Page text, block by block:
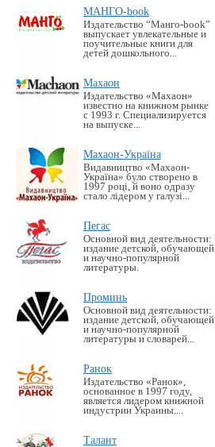
МАНГО-book
Издательство “Манго-book”
выпускает увлекательные и
поучительные книги для
детей дошкольного...
Махаон
Издательство «Махаон»
известно на книжном рынке
с 1993 г. Специализируется
на выпуске...
Махаон-Україна
Видавництво «Махаон-
Україна» було створено в
1997 році, й воно одразу
стало лідером у галузі...
Пегас
Основной вид деятельности:
издание детской, обучающей
и научно-популярной
литературы.
Проминь
Основной вид деятельности:
издание детской, обучающей
и научно-популярной
литературы и словарей...
Ранок
Издательство «Ранок»,
основанное в 1997 году,
является лидером книжной
индустрии Украины....
Талант